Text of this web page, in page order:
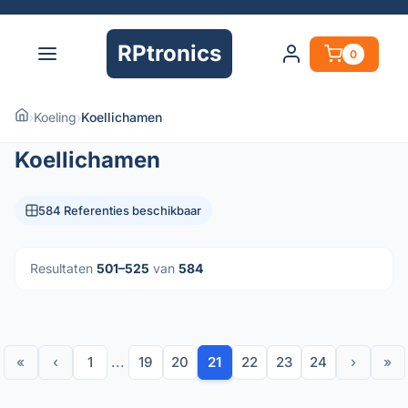
RPtronics 0
›Koeling›Koellichamen
Koellichamen
584 Referenties beschikbaar
Resultaten 501–525 van 584
« ‹ 1 ... 19 20 21 22 23 24 › »